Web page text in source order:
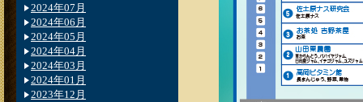
2024年07月
2024年06月
2024年05月
2024年04月
2024年03月
2024年01月
2023年12月